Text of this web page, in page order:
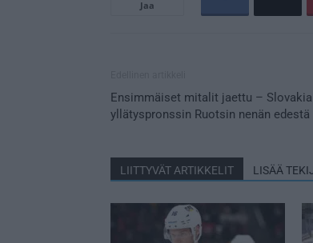
Jaa
Ensimmäiset mitalit jaettu –
yllätyspronssin Ruotsin nenän edestä
LIITTYVÄT ARTIKKELIT LISÄÄ